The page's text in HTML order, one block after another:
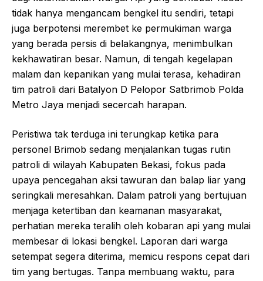
tidak hanya mengancam bengkel itu sendiri, tetapi
juga berpotensi merembet ke permukiman warga
yang berada persis di belakangnya, menimbulkan
kekhawatiran besar. Namun, di tengah kegelapan
malam dan kepanikan yang mulai terasa, kehadiran
tim patroli dari Batalyon D Pelopor Satbrimob Polda
Metro Jaya menjadi secercah harapan.
Peristiwa tak terduga ini terungkap ketika para
personel Brimob sedang menjalankan tugas rutin
patroli di wilayah Kabupaten Bekasi, fokus pada
upaya pencegahan aksi tawuran dan balap liar yang
seringkali meresahkan. Dalam patroli yang bertujuan
menjaga ketertiban dan keamanan masyarakat,
perhatian mereka teralih oleh kobaran api yang mulai
membesar di lokasi bengkel. Laporan dari warga
setempat segera diterima, memicu respons cepat dari
tim yang bertugas. Tanpa membuang waktu, para